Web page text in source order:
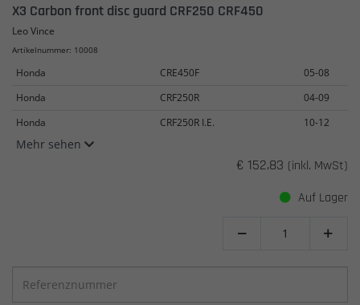
X3 Carbon front disc guard CRF250 CRF450
Leo Vince
Artikelnummer: 10008
Honda CRE450F
05-08
Honda
CRF250R
04-09
Honda
CRF250R I.E. 10-12
Mehr sehen
€ 152.83 (inkl. MwSt)
Auf Lager
 